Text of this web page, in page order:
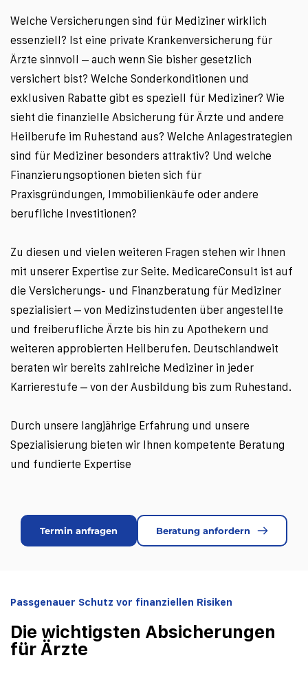
Welche Versicherungen sind für Mediziner wirklich
essenziell? Ist eine private Krankenversicherung für
Ärzte sinnvoll – auch wenn Sie bisher gesetzlich
versichert bist? Welche Sonderkonditionen und
exklusiven Rabatte gibt es speziell für Mediziner? Wie
sieht die finanzielle Absicherung für Ärzte und andere
Heilberufe im Ruhestand aus? Welche Anlagestrategien
sind für Mediziner besonders attraktiv? Und welche
Finanzierungsoptionen bieten sich für
Praxisgründungen, Immobilienkäufe oder andere
berufliche Investitionen?
Zu diesen und vielen weiteren Fragen stehen wir Ihnen
mit unserer Expertise zur Seite. MedicareConsult ist auf
die Versicherungs- und Finanzberatung für Mediziner
spezialisiert – von Medizinstudenten über angestellte
und freiberufliche Ärzte bis hin zu Apothekern und
weiteren approbierten Heilberufen. Deutschlandweit
beraten wir bereits zahlreiche Mediziner in jeder
Karrierestufe – von der Ausbildung bis zum Ruhestand.
Durch unsere langjährige Erfahrung und unsere
Spezialisierung bieten wir Ihnen kompetente Beratung
und fundierte Expertise
Termin anfragen Beratung anfordern
Passgenauer Schutz vor finanziellen Risiken
Die wichtigsten Absicherungen
für Ärzte